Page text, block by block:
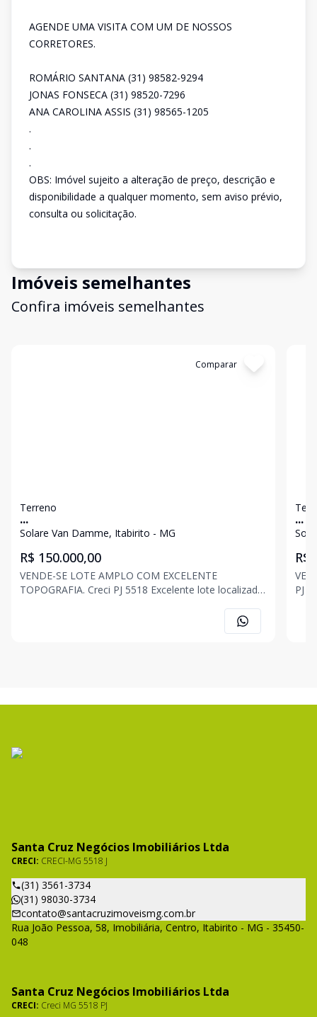
AGENDE UMA VISITA COM UM DE NOSSOS
CORRETORES.
ROMÁRIO SANTANA (31) 98582-9294
JONAS FONSECA (31) 98520-7296
ANA CAROLINA ASSIS (31) 98565-1205
.
.
.
OBS: Imóvel sujeito a alteração de preço, descrição e
disponibilidade a qualquer momento, sem aviso prévio,
consulta ou solicitação.
Imóveis semelhantes
Confira imóveis semelhantes
Comparar
Terreno
...
Solare Van Damme, Itabirito - MG
R$ 150.000,00
VENDE-SE LOTE AMPLO COM EXCELENTE
TOPOGRAFIA. Creci PJ 5518 Excelente lote localizado
valorização, a poucos minutos do centro da cidade. -
...
R$
PJ 5518 Lote com área de
Santa Cruz Negócios Imobiliários Ltda
CRECI: CRECI-MG 5518 J
(31) 3561-3734
(31) 98030-3734
contato@santacruzimoveismg.com.br
Rua João Pessoa, 58, Imobiliária, Centro, Itabirito - MG - 35450-
048
Santa Cruz Negócios Imobiliários Ltda
CRECI: Creci MG 5518 PJ